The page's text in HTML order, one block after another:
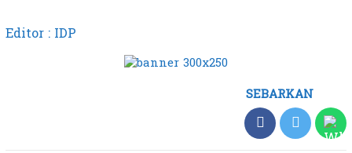
Editor : IDP
SEBARKAN